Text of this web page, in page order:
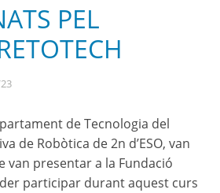
PEL
de Tecnologia del
de Robòtica de 2n d’ESO, van
van presentar a la Fundació
participar durant aquest curs